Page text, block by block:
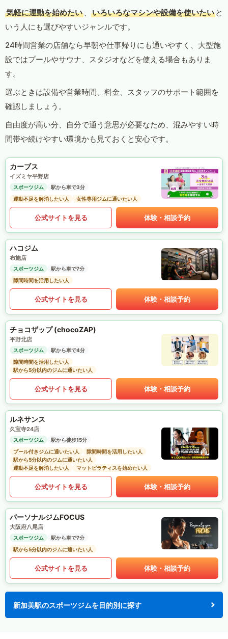
気軽に運動を始めたい 、 いろいろなマシンや設備を使いたい と
いう人にも選びやすいジャンルです。
24時間営業の店舗なら早朝や仕事帰りにも通いやすく、大型施
設ではプールやサウナ、スタジオなどを使える場合もありま
す。
選ぶときは設備や営業時間、料金、スタッフのサポート範囲を
確認しましょう。
自由度が高い分、自分で通う意思が必要なため、混みやすい時
間帯や続けやすい環境かも見ておくと安心です。
カーブス
イズミヤ平野店
スポーツジム
駅から車で3分
運動不足を解消したい人
女性専用ジムに通いたい人
公式サイトを見る 体験・相談予約
ハコジム
布施店
スポーツジム
駅から車で7分
隙間時間を活用したい人
公式サイトを見る 体験・相談予約
チョコザップ (chocoZAP)
平野北店
スポーツジム
駅から車で4分
隙間時間を活用したい人
駅から5分以内のジムに通いたい人
公式サイトを見る 体験・相談予約
ルネサンス
久宝寺24店
スポーツジム
駅から徒歩15分
プール付きジムに通いたい人
隙間時間を活用したい人
駅から5分以内のジムに通いたい人
運動不足を解消したい人
マットピラティスを始めたい人
公式サイトを見る 体験・相談予約
パーソナルジムFOCUS
大阪府八尾店
スポーツジム
駅から車で7分
駅から5分以内のジムに通いたい人
公式サイトを見る 体験・相談予約
新加美駅のスポーツジムを目的別に探す